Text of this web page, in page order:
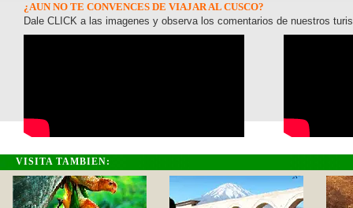
¿AUN NO TE CONVENCES DE VIAJAR AL CUSCO?
Dale CLICK a las imagenes y observa los comentarios de nuestros
VISITA TAMBIEN: